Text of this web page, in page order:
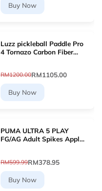
Buy Now
Luzz pickleball Paddle Pro
4 Tornazo Carbon Fiber
RM1200.00RM1105.00
Buy Now
PUMA ULTRA 5 PLAY
FG/AG Adult Spikes Apple
RM599.99RM378.95
Buy Now